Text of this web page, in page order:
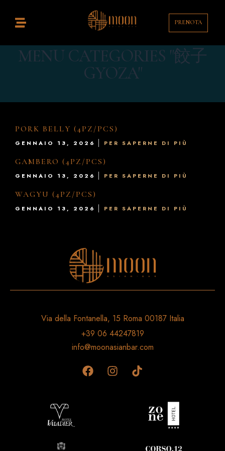
PRENOTA
MENU CATEGORIES "餃子
GYOZA"
PORK BELLY (4PZ/PCS)
GENNAIO 13, 2026 PER SAPERNE DI PIÙ
GAMBERO (4PZ/PCS)
GENNAIO 13, 2026 PER SAPERNE DI PIÙ
WAGYU (4PZ/PCS)
GENNAIO 13, 2026 PER SAPERNE DI PIÙ
Via della Fontanella, 15 Roma 00187 Italia
+39 06 44247819
info@moonasianbar.com
List